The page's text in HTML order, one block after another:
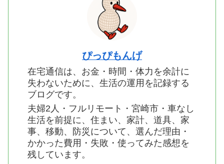
ぴっぴもんげ
在宅通信は、お金・時間・体力を余計に
失わないために、生活の運用を記録する
ブログです。
夫婦2人・フルリモート・宮崎市・車なし
生活を前提に、住まい、家計、道具、家
事、移動、防災について、選んだ理由・
かかった費用・失敗・使ってみた感想を
残しています。